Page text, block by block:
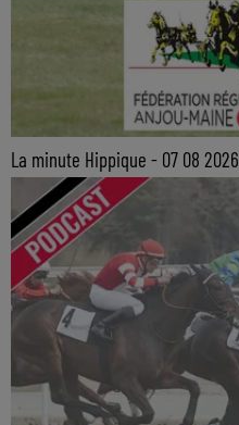
La minute Hippique - 07 08 2026